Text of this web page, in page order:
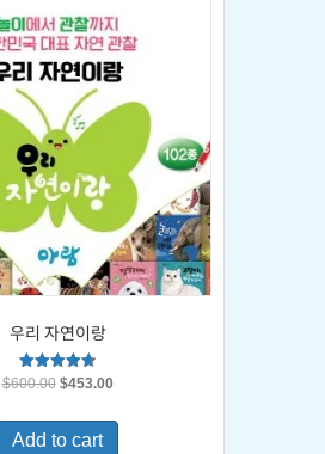
우리 자연이랑
Rated
$600.00 Original
was:
$600.00.
$453.00Current
is:
Add to cart